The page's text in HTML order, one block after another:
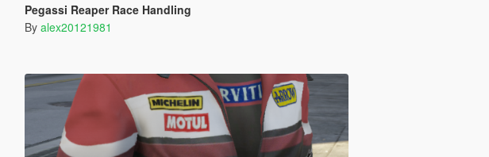
Pegassi Reaper Race Handling
By alex20121981